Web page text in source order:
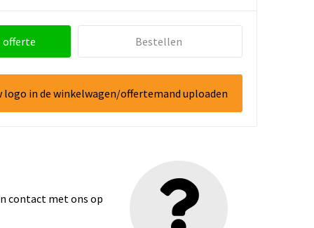
offerte Bestellen
logo in de winkelwagen/offertemand uploaden
contact met ons op